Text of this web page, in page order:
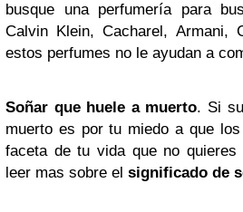
busque una perfumería para
Calvin Klein, Cacharel, Armani,
estos perfumes no le ayudan a
Soñar que huele a muerto. Si
muerto es por tu miedo a que
faceta de tu vida que no quieres
leer mas sobre el significado de